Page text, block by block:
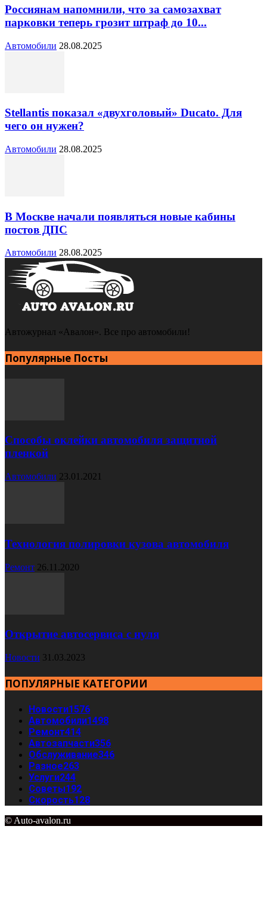
Россиянам напомнили, что за самозахват
парковки теперь грозит штраф до 10...
Автомобили 28.08.2025
Stellantis показал «двухголовый» Ducato. Для
чего он нужен?
Автомобили 28.08.2025
В Москве начали появляться новые кабины
постов ДПС
Автомобили 28.08.2025
Автожурнал «Авалон». Все про автомобили!
Популярные Посты
Способы оклейки автомобиля защитной
пленкой
Автомобили 23.01.2021
Технология полировки кузова автомобиля
Ремонт 26.11.2020
Открытие автосервиса с нуля
Новости 31.03.2023
ПОПУЛЯРНЫЕ КАТЕГОРИИ
Новости1576
Автомобили1498
Ремонт414
Автозапчасти356
Обслуживание346
Разное263
Услуги244
Советы192
Скорость128
© Auto-avalon.ru